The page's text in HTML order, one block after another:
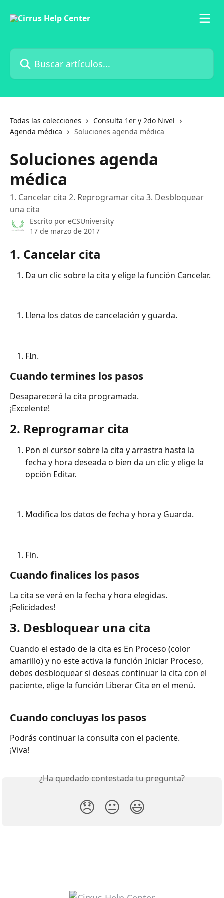
Buscar artículos...
Todas las colecciones
Consulta 1er y 2do Nivel
Agenda médica
Soluciones agenda médica
Soluciones agenda
médica
1. Cancelar cita 2. Reprogramar cita 3. Desbloquear
una cita
Escrito por eCSUniversity
17 de marzo de 2017
1. Cancelar cita
Da un clic sobre la cita y elige la función Cancelar.
Llena los datos de cancelación y guarda.
FIn.
Cuando termines los pasos
Desaparecerá la cita programada.
¡Excelente!
2. Reprogramar cita
Pon el cursor sobre la cita y arrastra hasta la
fecha y hora deseada o bien da un clic y elige la
opción Editar.
Modifica los datos de fecha y hora y Guarda.
Fin.
Cuando finalices los pasos
La cita se verá en la fecha y hora elegidas.
¡Felicidades!
3. Desbloquear una cita
Cuando el estado de la cita es En Proceso (color
amarillo) y no este activa la función Iniciar Proceso,
debes desbloquear si deseas continuar la cita con el
paciente, elige la función Liberar Cita en el menú.
Cuando concluyas los pasos
Podrás continuar la consulta con el paciente.
¡Viva!
¿Ha quedado contestada tu pregunta?
😞 😐 😃